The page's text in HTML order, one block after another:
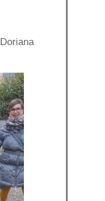
Doriana